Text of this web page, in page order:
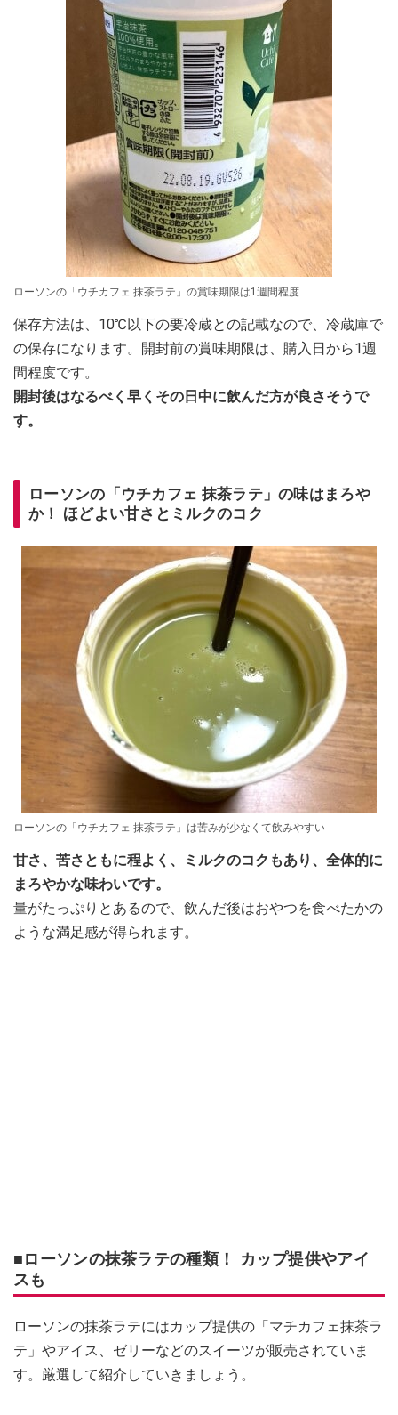
ローソンの「ウチカフェ 抹茶ラテ」の賞味期限は1週間程度
保存方法は、10℃以下の要冷蔵との記載なので、冷蔵庫で
の保存になります。開封前の賞味期限は、購入日から1週
間程度です。
開封後はなるべく早くその日中に飲んだ方が良さそうで
す。
ローソンの「ウチカフェ 抹茶ラテ」の味はまろや
か！ ほどよい甘さとミルクのコク
ローソンの「ウチカフェ 抹茶ラテ」は苦みが少なくて飲みやすい
甘さ、苦さともに程よく、ミルクのコクもあり、全体的に
まろやかな味わいです。
量がたっぷりとあるので、飲んだ後はおやつを食べたかの
ような満足感が得られます。
■ローソンの抹茶ラテの種類！ カップ提供やアイ
スも
ローソンの抹茶ラテにはカップ提供の「マチカフェ抹茶ラ
テ」やアイス、ゼリーなどのスイーツが販売されていま
す。厳選して紹介していきましょう。